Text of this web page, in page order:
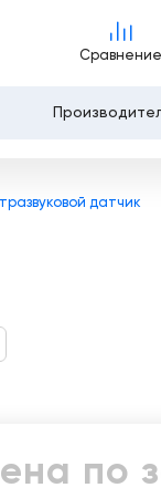
Сравнение
датчик
Цена
по